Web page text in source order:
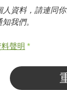
資料，請連同
我們。
聲明 *